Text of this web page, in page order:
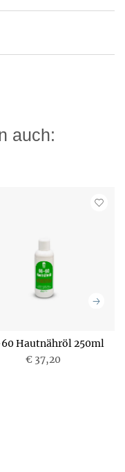
auch:
Hautnähröl 250ml
€ 37,20